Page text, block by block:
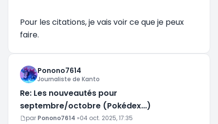
Pour les citations, je vais voir ce que je peux
faire.
Ponono7614
Journaliste de Kanto
Re: Les nouveautés pour
septembre/octobre (Pokédex...)
Message
par Ponono7614 »04 oct. 2025, 17:35